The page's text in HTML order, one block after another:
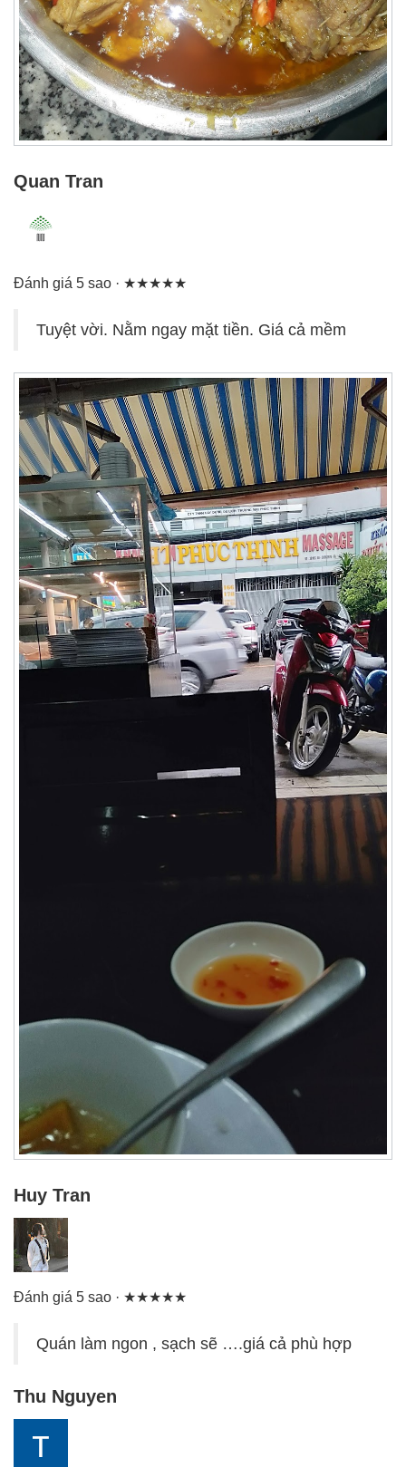
Quan Tran
Đánh giá 5 sao · ★★★★★
Tuyệt vời. Nằm ngay mặt tiền. Giá cả mềm
Huy Tran
Đánh giá 5 sao · ★★★★★
Quán làm ngon , sạch sẽ ….giá cả phù hợp
Thu Nguyen